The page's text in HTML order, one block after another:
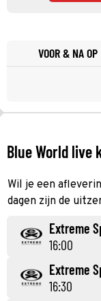
VOOR & NA OP
Blue World live
Wil je een
dagen zijn de
Extreme
16:00
Extreme
16:30